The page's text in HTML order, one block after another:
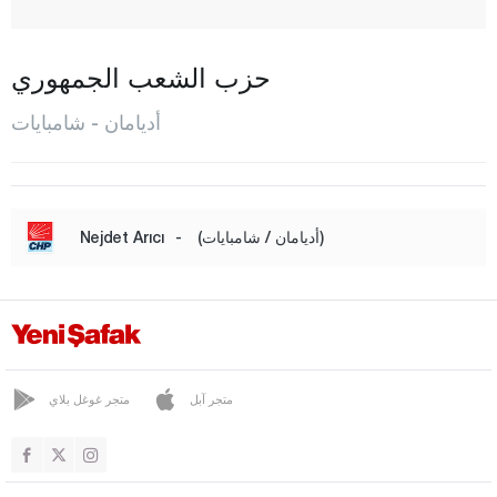
شاليكهان
كيسميتيبي
كومور
كوسجالي
المركز
بينار باشي
حزب الشعب الجمهوري
أديامان - شامبايات
Nejdet Arıcı - (أديامان / شامبايات)
متجر غوغل بلاي متجر آبل